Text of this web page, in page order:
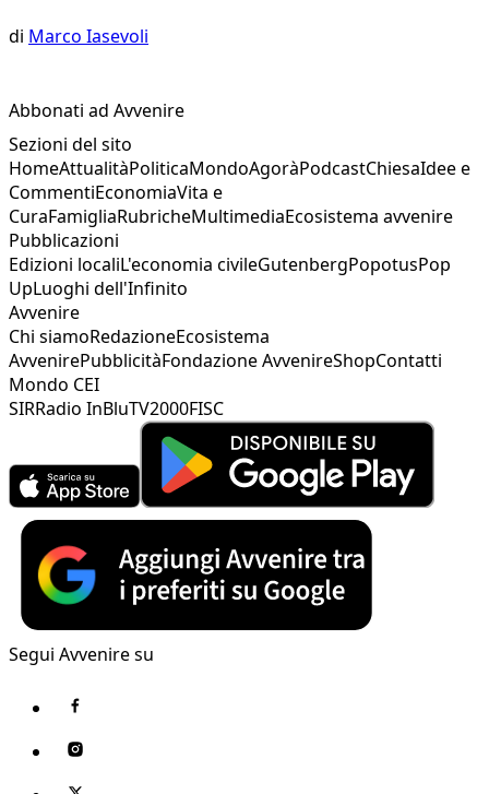
di Marco Iasevoli
Abbonati ad Avvenire
Sezioni del sito
HomeAttualitàPoliticaMondoAgoràPodcastChiesaIdee e
CommentiEconomiaVita e
CuraFamigliaRubricheMultimediaEcosistema avvenire
Pubblicazioni
Edizioni localiL'economia civileGutenbergPopotusPop
UpLuoghi dell'Infinito
Avvenire
Chi siamoRedazioneEcosistema
AvvenirePubblicitàFondazione AvvenireShopContatti
Mondo CEI
SIRRadio InBluTV2000FISC
Segui Avvenire su